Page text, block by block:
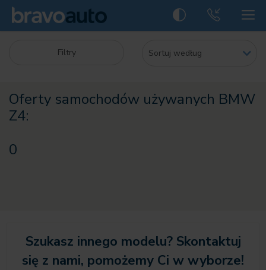
Filtry
Oferty samochodów używanych BMW
Z4:
0
Szukasz innego modelu? Skontaktuj
się z nami, pomożemy Ci w wyborze!